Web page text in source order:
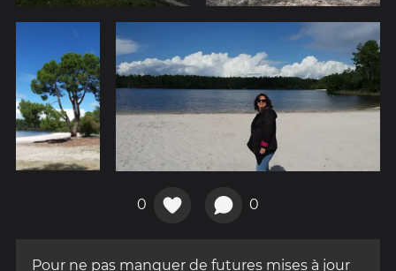
0 0
Pour ne pas manquer de futures mises à jour